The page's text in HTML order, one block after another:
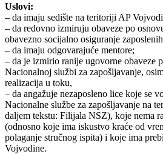
Uslovi:
– da imaju sedište na teritoriji AP
– da redovno izmiruju obaveze po
obavezno socijalno osiguranje
– da imaju odgovarajuće mentore;
– da je izmirio ranije ugovorne obaveze
Nacionalnoj službi za zapošljavanje,
realizacija u toku,
– da angažuje nezaposleno lice koje se
Nacionalne službe za zapošljavanje na
daljem tekstu: Filijala NSZ), koje nema
(odnosno koje ima iskustvo kraće od
polaganje stručnog ispita) i koje ima
Vojvodine.